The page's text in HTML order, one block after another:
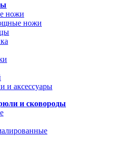
ножи
ножи
и аксессуары
и сковороды